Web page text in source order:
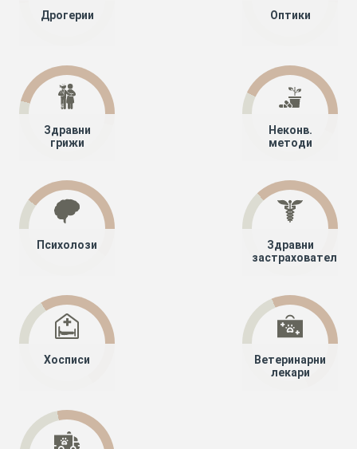
Дрогерии Оптики
Здравни
грижи
Неконв.
методи
Психолози
Здравни
застрахователи
Хосписи
Ветеринарни
лекари